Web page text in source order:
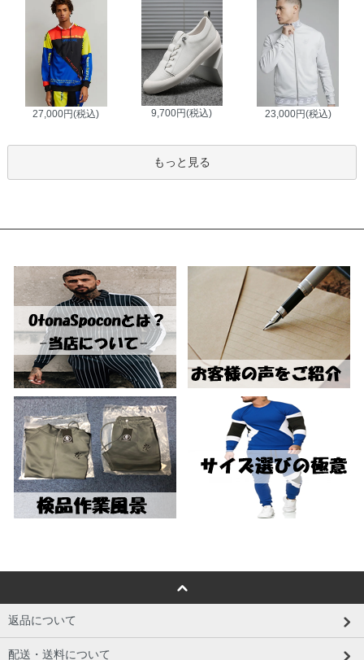
27,000円(税込) 9,700円(税込) 23,000円(税込)
もっと見る
返品について
配送・送料について